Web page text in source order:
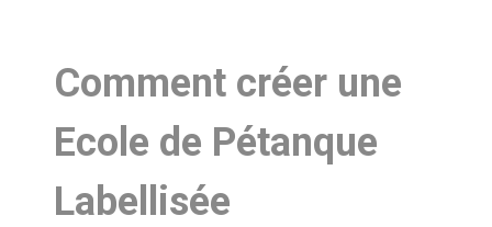
Comment créer une
Ecole de Pétanque
Labellisée